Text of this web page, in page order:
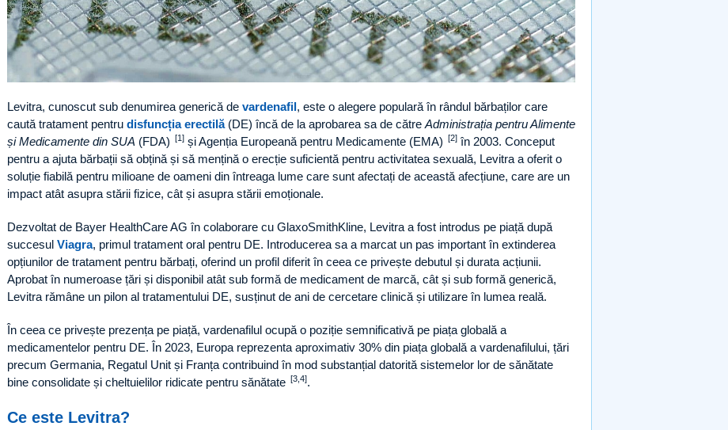
Levitra, cunoscut sub denumirea generică de vardenafil, este o alegere populară în rândul bărbaților care
caută tratament pentru disfuncția erectilă(DE) încă de la aprobarea sa de către Administrația pentru Alimente
și Medicamente din SUA (FDA) [1] și Agenția Europeană pentru Medicamente (EMA) [2] în 2003. Conceput
pentru a ajuta bărbații să obțină și să mențină o erecție suficientă pentru activitatea sexuală, Levitra a oferit o
soluție fiabilă pentru milioane de oameni din întreaga lume care sunt afectați de această afecțiune, care are un
impact atât asupra stării fizice, cât și asupra stării emoționale.
Dezvoltat de Bayer HealthCare AG în colaborare cu GlaxoSmithKline, Levitra a fost introdus pe piață după
succesul Viagra, primul tratament oral pentru DE. Introducerea sa a marcat un pas important în extinderea
opțiunilor de tratament pentru bărbați, oferind un profil diferit în ceea ce privește debutul și durata acțiunii.
Aprobat în numeroase țări și disponibil atât sub formă de medicament de marcă, cât și sub formă generică,
Levitra rămâne un pilon al tratamentului DE, susținut de ani de cercetare clinică și utilizare în lumea reală.
În ceea ce privește prezența pe piață, vardenafilul ocupă o poziție semnificativă pe piața globală a
medicamentelor pentru DE. În 2023, Europa reprezenta aproximativ 30% din piața globală a vardenafilului, țări
precum Germania, Regatul Unit și Franța contribuind în mod substanțial datorită sistemelor lor de sănătate
bine consolidate și cheltuielilor ridicate pentru sănătate [3,4].
Ce este Levitra?